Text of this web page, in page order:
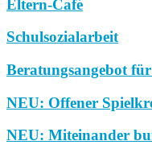
Eltern-Café
Schulsozialarbeit
Beratungsangebot
NEU: Offener
NEU: Miteinander